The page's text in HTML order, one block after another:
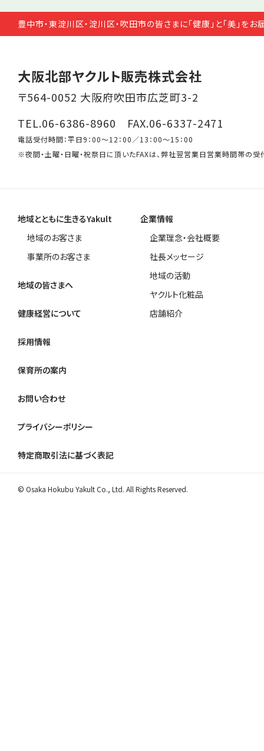
豊中市・東淀川区・淀川区・吹田市の皆さまに「健康」と「美」をお
大阪北部ヤクルト販売株式会社
〒564-0052 大阪府吹田市広芝町3-2
TEL.06-6386-8960 FAX.06-6337-2471
電話受付時間：平日9：00～12：00／13：00～15：00
※夜間・土曜・日曜・祝祭日に頂いたFAXは、弊社翌営業日営業時間帯の受
地域とともに生きるYakult
地域のお客さま
事業所のお客さま
地域の皆さまへ
健康経営について
企業情報
企業理念・会社概要
社長メッセージ
地域の活動
ヤクルト化粧品
店舗紹介
採用情報
保育所の案内
お問い合わせ
プライバシーポリシー
特定商取引法に基づく表記
© Osaka Hokubu Yakult Co., Ltd. All Rights Reserved.